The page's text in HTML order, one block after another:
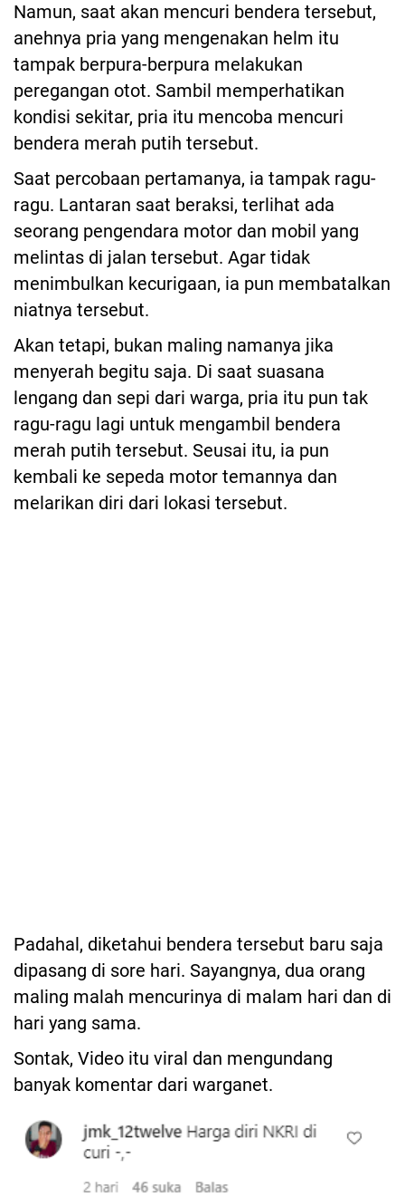
Namun, saat akan mencuri bendera tersebut,
anehnya pria yang mengenakan helm itu
tampak berpura-berpura melakukan
peregangan otot. Sambil memperhatikan
kondisi sekitar, pria itu mencoba mencuri
bendera merah putih tersebut.
Saat percobaan pertamanya, ia tampak ragu-
ragu. Lantaran saat beraksi, terlihat ada
seorang pengendara motor dan mobil yang
melintas di jalan tersebut. Agar tidak
menimbulkan kecurigaan, ia pun membatalkan
niatnya tersebut.
Akan tetapi, bukan maling namanya jika
menyerah begitu saja. Di saat suasana
lengang dan sepi dari warga, pria itu pun tak
ragu-ragu lagi untuk mengambil bendera
merah putih tersebut. Seusai itu, ia pun
kembali ke sepeda motor temannya dan
melarikan diri dari lokasi tersebut.
Padahal, diketahui bendera tersebut baru saja
dipasang di sore hari. Sayangnya, dua orang
maling malah mencurinya di malam hari dan di
hari yang sama.
Sontak, Video itu viral dan mengundang
banyak komentar dari warganet.